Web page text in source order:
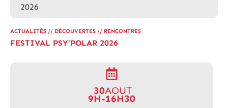
2026
ACTUALITÉS // DÉCOUVERTES // RENCONTRES
FESTIVAL PSY’POLAR 2026
30AOUT
9H-16H30